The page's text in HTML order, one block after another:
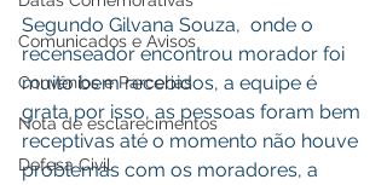
Comunicados e Avisos
Convênios e Parcerias
Nota de esclarecimentos
Defesa Civil
Segundo Gilvana Souza,  onde o
recenseador encontrou morador foi
muito bem recebidos, a equipe é
grata por isso, as pessoas foram bem
receptivas até o momento não houve
problemas com os moradores, a